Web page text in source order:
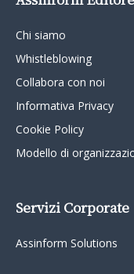
Chi siamo
Whistleblowing
Collabora con noi
Informativa Privacy
Cookie Policy
Modello di
Servizi Corporate
Assinform Solutions